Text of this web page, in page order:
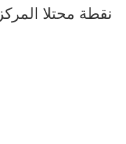
نقطة محتلا المركز